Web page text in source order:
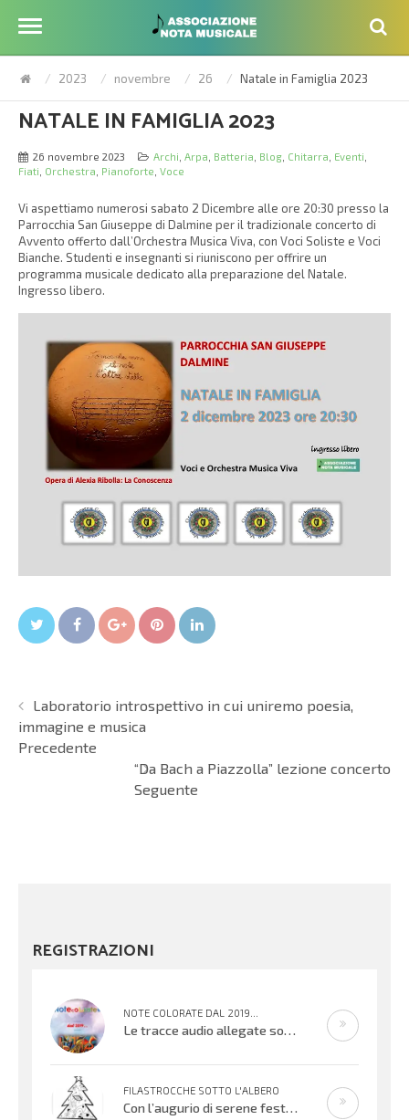
2023 novembre 26 Natale in Famiglia 2023
NATALE IN FAMIGLIA 2023
26 novembre 2023 Archi Arpa Batteria Blog, Chitarra Eventi
Fiati
Orchestra Pianoforte Voce
Vi aspettiamo numerosi sabato 2 Dicembre alle ore 20:30 presso la
Parrocchia San Giuseppe di Dalmine per il tradizionale concerto di
Avvento offerto dall’Orchestra Musica Viva, con Voci Soliste e Voci
Bianche. Studenti e insegnanti si riuniscono per offrire un
programma musicale dedicato alla preparazione del Natale.
Ingresso libero.
TwitterFacebookGoogle+Pin It
Laboratorio introspettivo in cui uniremo poesia,
immagine e musica
Precedente
“Da Bach a Piazzolla” lezione concerto
Seguente
REGISTRAZIONI
NOTE COLORATE DAL 2019...
Le tracce audio allegate sono promemoria di percorsi didattici realizzati
FILASTROCCHE SOTTO L'ALBERO
Con l’augurio di serene festività, affidiamo alle vostre orecchie alcuni